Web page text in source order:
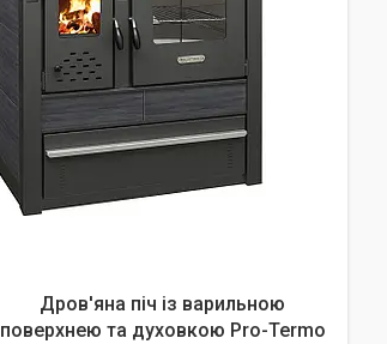
Дров'яна піч із варильною
поверхнею та духовкою Pro-Termo